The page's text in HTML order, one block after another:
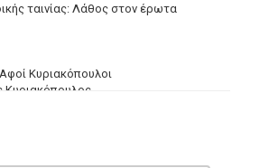
ταινίας: Λάθος στον έρωτα
Κυριακόπουλοι
Κυριακόπουλος
Λάμπρος Κωνσταντάρας (I),